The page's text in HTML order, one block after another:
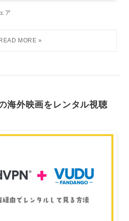
ア
海外映画をレンタル視聴